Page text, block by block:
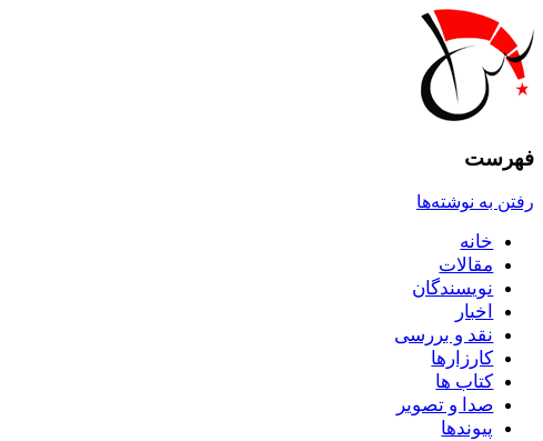
فهرست
رفتن به نوشته‌ها
خانه
مقالات
نويسندگان
اخبار
نقد و بررسى
کارزارها
کتاب ها
صدا و تصوير
پيوندها